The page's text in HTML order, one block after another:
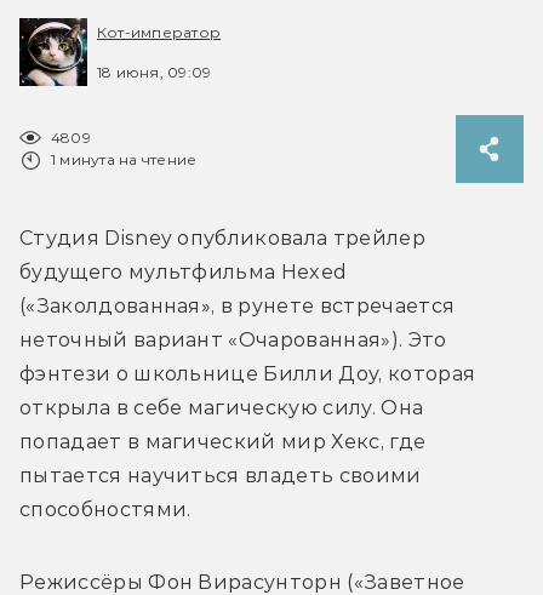
Кот-император
18 июня, 09:09
4809
1 минута на чтение
Студия Disney опубликовала трейлер
будущего мультфильма Hexed
(«Заколдованная», в рунете встречается
неточный вариант «Очарованная»). Это
фэнтези о школьнице Билли Доу, которая
открыла в себе магическую силу. Она
попадает в магический мир Хекс, где
пытается научиться владеть своими
способностями.
Режиссёры Фон Вирасунторн («Заветное